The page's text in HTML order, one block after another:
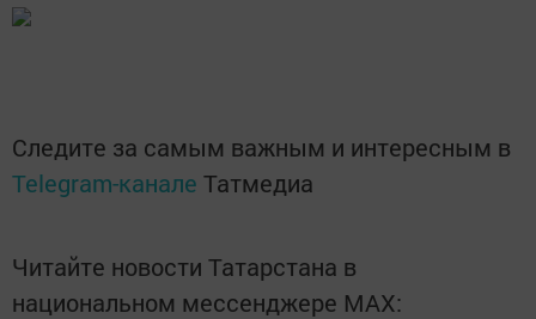
Следите за самым важным и интересным в
Telegram-канале Татмедиа
Читайте новости Татарстана в
национальном мессенджере MАХ: